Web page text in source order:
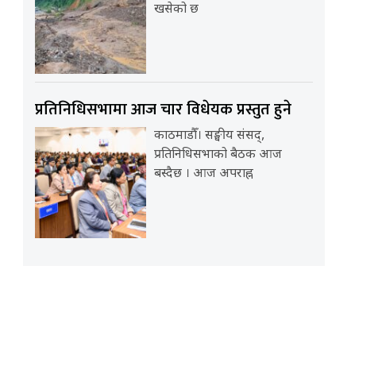
खसेको छ
प्रतिनिधिसभामा आज चार विधेयक प्रस्तुत हुने
काठमाडौँ। सङ्घीय संसद्,
प्रतिनिधिसभाको बैठक आज
बस्दैछ । आज अपराह्न